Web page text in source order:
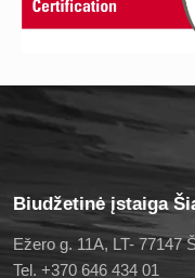
Biudžetinė įstaiga
Ežero g. 11A, LT- 77147
Tel. +370 646 434 01